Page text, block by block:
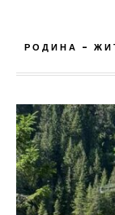
РОДИНА -